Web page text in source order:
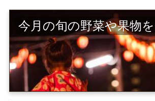
今月の旬の野菜や果物